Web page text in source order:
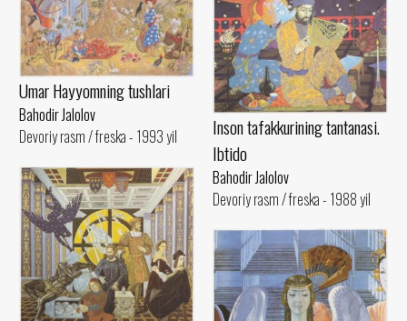
Umar Hayyomning tushlari
Bahodir Jalolov
Devoriy rasm / freska - 1993 yil
Inson tafakkurining tantanasi.
Ibtido
Bahodir Jalolov
Devoriy rasm / freska - 1988 yil